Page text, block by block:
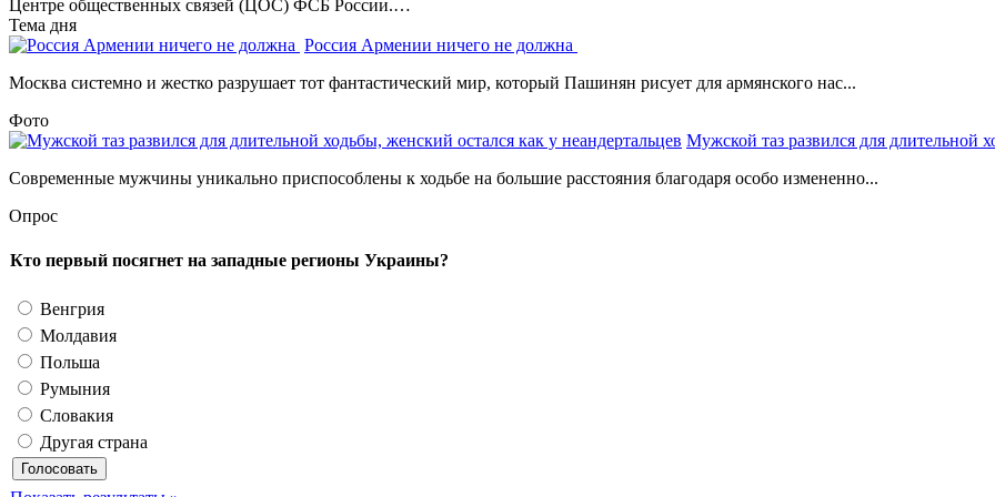
Центре общественных связей (ЦОС) ФСБ России.…
Тема дня
Россия Армении ничего не должна
Москва системно и жестко разрушает тот фантастический мир, который Пашинян рисует для армянского нас...
Фото
Мужской таз развился для длительной
Современные мужчины уникально приспособлены к ходьбе на большие расстояния благодаря особо измененно...
Опрос
Кто первый посягнет на западные регионы Украины?
Венгрия
Молдавия
Польша
Румыния
Словакия
Другая страна